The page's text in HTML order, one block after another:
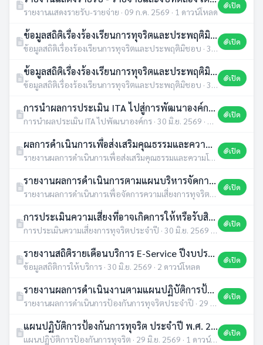
รายงานแสดงรายรับ-รายจ่าย · 09 ก.ค. 2569 · 1 ดาวน์โหลด
เปิด
ข้อมูลสถิติเรื่องร้องเรียนการทุจริตและประพฤติมิชอบ ประจำปีงบประมาณ พ.ศ. 2568 (รายเดือน)
ข้อมูลสถิติเรื่องร้องเรียนการทุจริตและประพฤติมิชอบ · 30 มิ.ย. 2569 · 0 ดาวน์โหลด
เปิด
ข้อมูลสถิติเรื่องร้องเรียนการทุจริตและประพฤติมิชอบ ประจำปีงบประมาณ พ.ศ. 2568 (รายเดือน)
ข้อมูลสถิติเรื่องร้องเรียนการทุจริตและประพฤติมิชอบ · 30 มิ.ย. 2569 · 1 ดาวน์โหลด
เปิด
การนำผลการประเมิน ITA ไปสู่การพัฒนาองค์กร ของเทศบาลตำบลชานุมาน ประจำปีงบประมาณ 2568
การนำผลประเมิน ITA ไปพัฒนาองค์กร · 30 มิ.ย. 2569 · 2 ดาวน์โหลด
เปิด
ผลการดำเนินการเพื่อส่งเสริมคุณธรรมและความโปร่งใส ภายในหน่วยงานเทศบาลตำบลชานุมาน ปีงบประมาณ 2568
รายงานผลการดำเนินการเพื่อส่งเสริมคุณธรรมและความโปร่งใสภายในหน่วยงาน · 30 มิ.ย. 2569 · 2 ดาวน์โหลด
เปิด
รายงานผลการดำเนินการตามแผนบริหารจัดการความเสียงการทุจริตของหน่วยงาน ประจำปีงบประมาณ พ.ศ. 2568
รายงานผลการดำเนินการเพื่อจัดการความเสี่ยงการทุจริตและประพฤติมิชอบประจำปี · 30 มิ.ย. 2569 · 1 ดาวน์โหลด
เปิด
การประเมินความเสี่ยงที่อาจเกิดการให้หรือรับสินบน จากการดำเนินงานตามภารกิจของหน่วยงาน ประจำปี พ.ศ.2569
การประเมินความเสี่ยงการทุจริตประจำปี · 30 มิ.ย. 2569 · 1 ดาวน์โหลด
เปิด
รายงานสถิติรายเดือนบริการ E-Service ปีงบประมาณ 2568
ข้อมูลสถิติการให้บริการ · 30 มิ.ย. 2569 · 2 ดาวน์โหลด
เปิด
รายงานผลการดำเนินงานตามแผนปฏิบัติการป้องกันการทุจริต ของเทศบาลตำบลชานุมาน พ.ศ. 2568 รอบ 12 เดือน
รายงานผลการดำเนินการป้องกันการทุจริตประจำปี · 29 มิ.ย. 2569 · 2 ดาวน์โหลด
เปิด
แผนปฏิบัติการป้องกันการทุจริต ประจำปี พ.ศ. 2569
แผนปฏิบัติการป้องกันการทุจริต · 29 มิ.ย. 2569 · 1 ดาวน์โหลด
เปิด